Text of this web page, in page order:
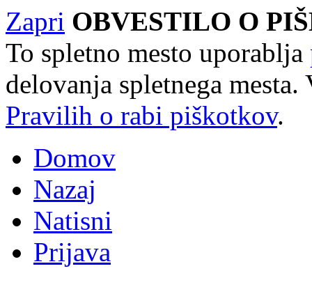
Zapri OBVESTILO O
To spletno mesto uporablja
delovanja spletnega
Pravilih o rabi piškotkov.
Domov
Nazaj
Natisni
Prijava